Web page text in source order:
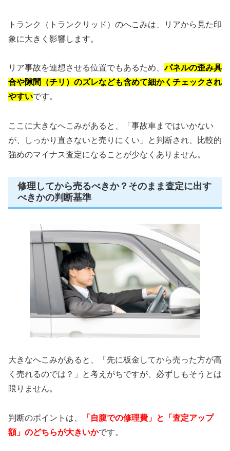
トランク（トランクリッド）のへこみは、リアから見た印
象に大きく影響します。
リア事故を連想させる位置でもあるため、パネルの歪み具
合や隙間（チリ）のズレなども含めて細かくチェックされ
やすいです。
ここに大きなへこみがあると、「事故車まではいかない
が、しっかり直さないと売りにくい」と判断され、比較的
強めのマイナス査定になることが少なくありません。
修理してから売るべきか？そのまま査定に出す
べきかの判断基準
大きなへこみがあると、「先に板金してから売った方が高
く売れるのでは？」と考えがちですが、必ずしもそうとは
限りません。
判断のポイントは、
「自腹での修理費」と「査定アップ
額」のどちらが大きいかです。